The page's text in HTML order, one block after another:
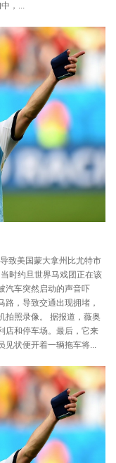
，...
致美国蒙大拿州比尤特市
时约旦世界马戏团正在该
汽车突然启动的声音吓
，导致交通出现拥堵，
拍照录像。 据报道，薇奥
店和停车场。最后，它来
见状便开着一辆拖车将...